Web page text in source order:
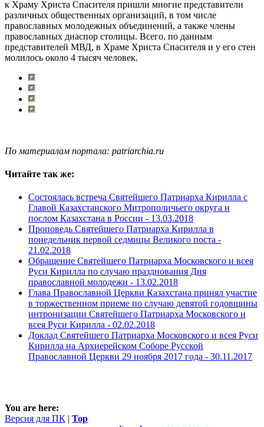
к Храму Христа Спасителя пришли многие представители
различных общественных организаций, в том числе
православных молодежных объединений, а также члены
православных диаспор столицы. Всего, по данным
представителей МВД, в Храме Христа Спасителя и у его стен
молилось около 4 тысяч человек.
По материалам портала: patriarchia.ru
Читайте так же:
Состоялась встреча Святейшего Патриарха Кирилла с
Главой Казахстанского Митрополичьего округа и
послом Казахстана в России - 13.03.2018
Проповедь Святейшего Патриарха Кирилла в
понедельник первой седмицы Великого поста -
21.02.2018
Обращение Святейшего Патриарха Московского и всея
Руси Кирилла по случаю празднования Дня
православной молодежи - 13.02.2018
Глава Православной Церкви Казахстана принял участие
в торжественном приеме по случаю девятой годовщины
интронизации Святейшего Патриарха Московского и
всея Руси Кирилла - 02.02.2018
Доклад Святейшего Патриарха Московского и всея Руси
Кирилла на Архиерейском Соборе Русской
Православной Церкви 29 ноября 2017 года - 30.11.2017
You are here:
Версия для ПК | Top